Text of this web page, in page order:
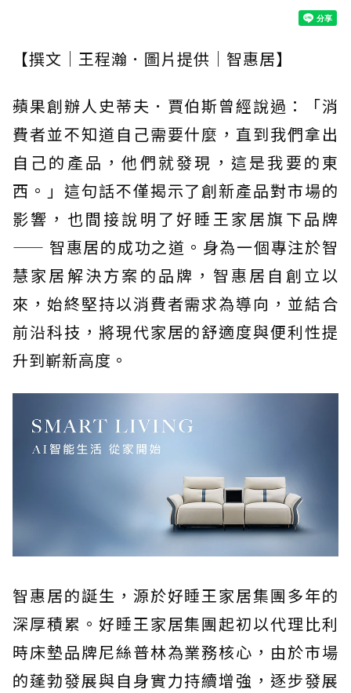
【撰文｜王程瀚．圖片提供｜智惠居】
蘋果創辦人史蒂夫．賈伯斯曾經說過：「消
費者並不知道自己需要什麼，直到我們拿出
自己的產品，他們就發現，這是我要的東
西。」這句話不僅揭示了創新產品對市場的
影響，也間接說明了好睡王家居旗下品牌
—— 智惠居的成功之道。身為一個專注於智
慧家居解決方案的品牌，智惠居自創立以
來，始終堅持以消費者需求為導向，並結合
前沿科技，將現代家居的舒適度與便利性提
升到嶄新高度。
智惠居的誕生，源於好睡王家居集團多年的
深厚積累。好睡王家居集團起初以代理比利
時床墊品牌尼絲普林為業務核心，由於市場
的蓬勃發展與自身實力持續增強，逐步發展